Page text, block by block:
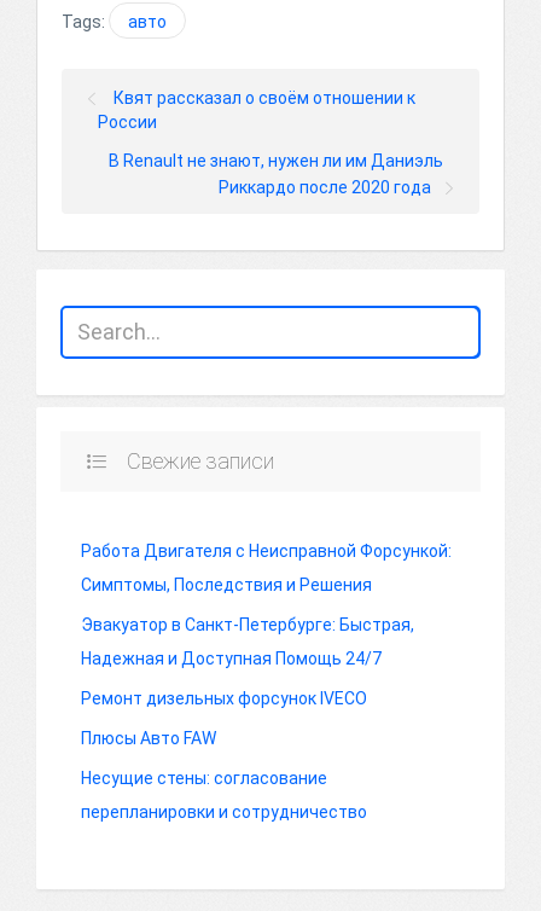
Tags: авто
Квят рассказал о своём отношении к
России
В Renault не знают, нужен ли им Даниэль
Риккардо после 2020 года
Свежие записи
Работа Двигателя с Неисправной Форсункой:
Симптомы, Последствия и Решения
Эвакуатор в Санкт-Петербурге: Быстрая,
Надежная и Доступная Помощь 24/7
Ремонт дизельных форсунок IVECO
Плюсы Авто FAW
Несущие стены: согласование
перепланировки и сотрудничество